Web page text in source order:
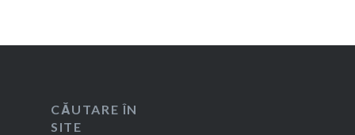
CĂUTARE ÎN
SITE